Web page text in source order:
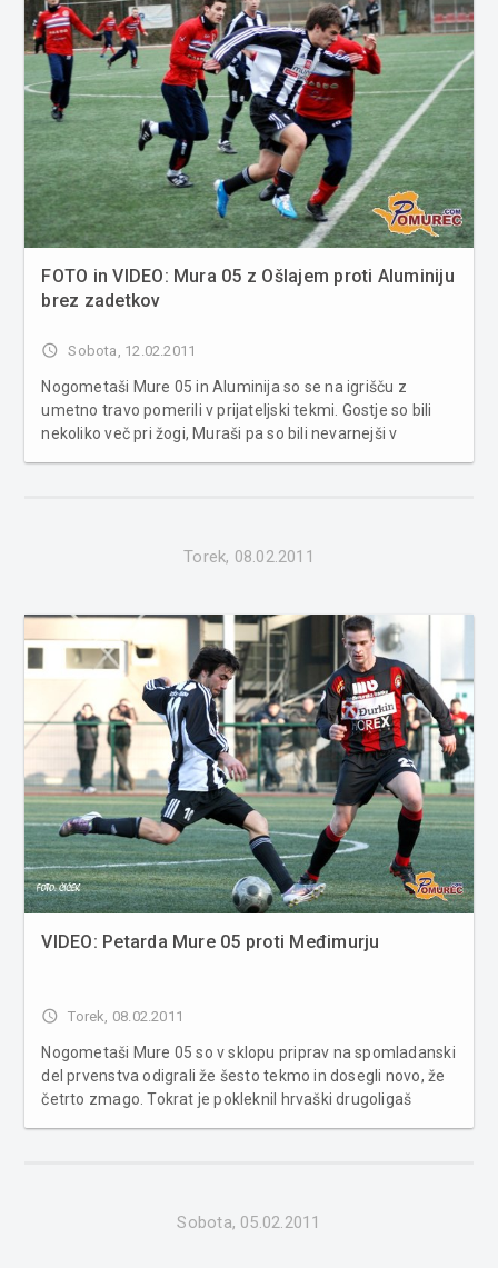
FOTO in VIDEO: Mura 05 z Ošlajem proti Aluminiju
brez zadetkov
access_time Sobota, 12.02.2011
Nogometaši Mure 05 in Aluminija so se na igrišču z
umetno travo pomerili v prijateljski tekmi. Gostje so bili
nekoliko več pri žogi, Muraši pa so bili nevarnejši v
Torek, 08.02.2011
VIDEO: Petarda Mure 05 proti Međimurju
access_time Torek, 08.02.2011
Nogometaši Mure 05 so v sklopu priprav na spomladanski
del prvenstva odigrali že šesto tekmo in dosegli novo, že
četrto zmago. Tokrat je pokleknil hrvaški drugoligaš
Sobota, 05.02.2011